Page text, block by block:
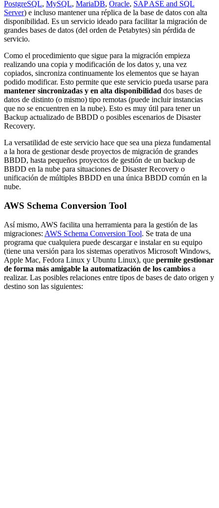
PostgreSQL, MySQL, MariaDB, Oracle, SAP ASE and SQL
Server) e incluso mantener una réplica de la base de datos con alta
disponibilidad. Es un servicio ideado para facilitar la migración de
grandes bases de datos (del orden de Petabytes) sin pérdida de
servicio.
Como el procedimiento que sigue para la migración empieza
realizando una copia y modificación de los datos y, una vez
copiados, sincroniza continuamente los elementos que se hayan
podido modificar. Esto permite que este servicio pueda usarse para
mantener sincronizadas y en alta disponibilidad dos bases de
datos de distinto (o mismo) tipo remotas (puede incluir instancias
que no se encuentren en la nube). Esto es muy útil para tener un
Backup actualizado de BBDD o posibles escenarios de Disaster
Recovery.
La versatilidad de este servicio hace que sea una pieza fundamental
a la hora de gestionar desde proyectos de migración de grandes
BBDD, hasta pequeños proyectos de gestión de un backup de
BBDD en la nube para situaciones de Disaster Recovery o
unificación de múltiples BBDD en una única BBDD común en la
nube.
AWS Schema Conversion Tool
Así mismo, AWS facilita una herramienta para la gestión de las
migraciones: AWS Schema Conversion Tool. Se trata de una
programa que cualquiera puede descargar e instalar en su equipo
(tiene una versión para los sistemas operativos Microsoft Windows,
Apple Mac, Fedora Linux y Ubuntu Linux), que permite gestionar
de forma más amigable la automatización de los cambios a
realizar. Las posibles relaciones entre tipos de bases de dato origen y
destino son las siguientes: